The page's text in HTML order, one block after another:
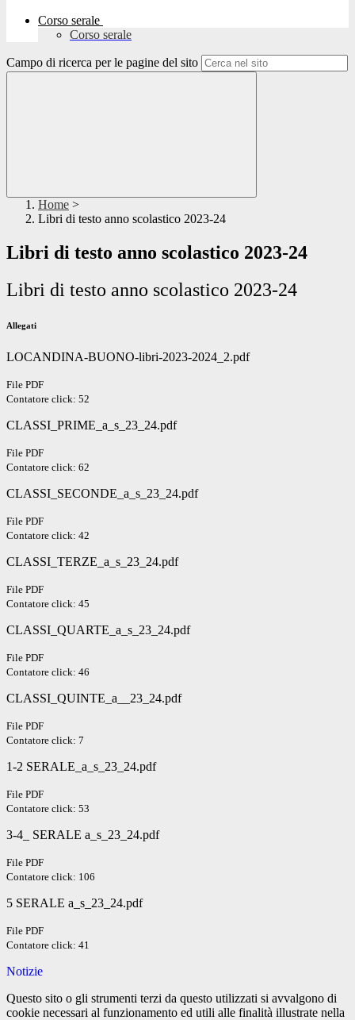
Corso serale
Corso serale
Campo di ricerca per le pagine del sito
Home >
Libri di testo anno scolastico 2023-24
Libri di testo anno scolastico 2023-24
Libri di testo anno scolastico 2023-24
Allegati
LOCANDINA-BUONO-libri-2023-2024_2.pdf
File PDF
Contatore click: 52
CLASSI_PRIME_a_s_23_24.pdf
File PDF
Contatore click: 62
CLASSI_SECONDE_a_s_23_24.pdf
File PDF
Contatore click: 42
CLASSI_TERZE_a_s_23_24.pdf
File PDF
Contatore click: 45
CLASSI_QUARTE_a_s_23_24.pdf
File PDF
Contatore click: 46
CLASSI_QUINTE_a__23_24.pdf
File PDF
Contatore click: 7
1-2 SERALE_a_s_23_24.pdf
File PDF
Contatore click: 53
3-4_ SERALE a_s_23_24.pdf
File PDF
Contatore click: 106
5 SERALE a_s_23_24.pdf
File PDF
Contatore click: 41
Notizie
Questo sito o gli strumenti terzi da questo utilizzati si avvalgono di
cookie necessari al funzionamento ed utili alle finalità illustrate nella